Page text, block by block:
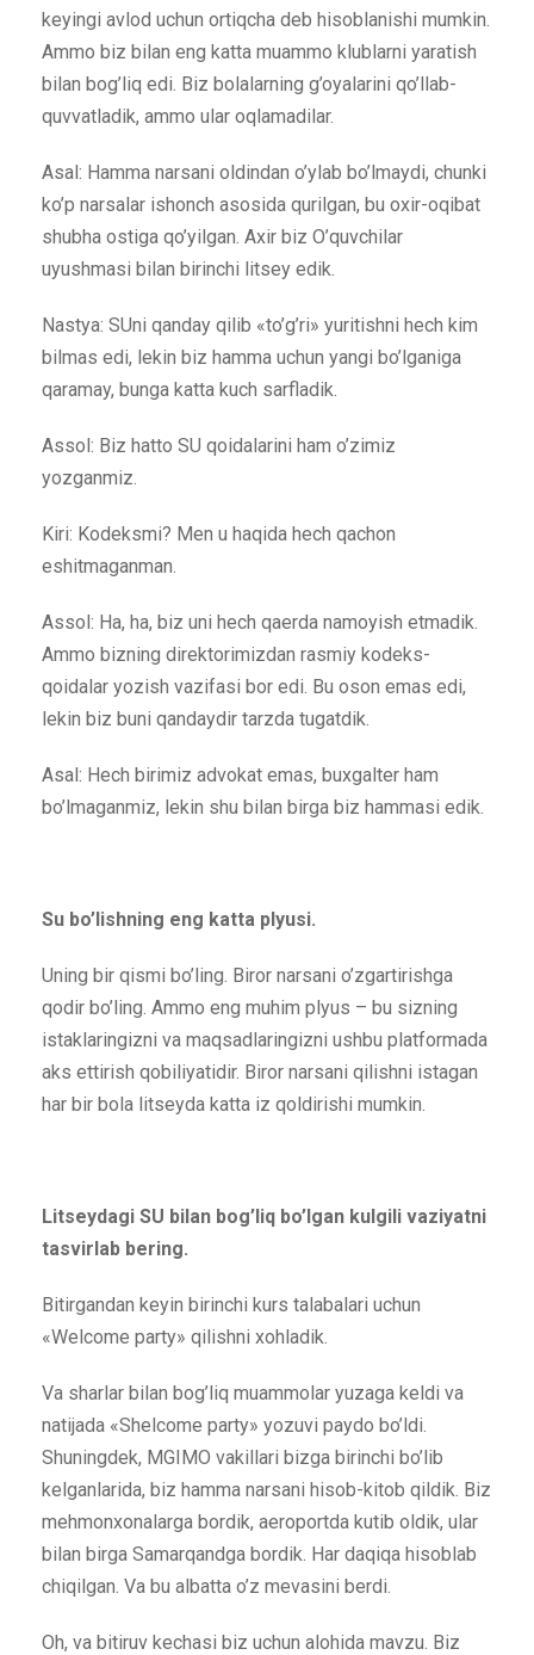
keyingi avlod uchun ortiqcha deb hisoblanishi mumkin.
Ammo biz bilan eng katta muammo klublarni yaratish
bilan bog’liq edi. Biz bolalarning g’oyalarini qo’llab-
quvvatladik, ammo ular oqlamadilar.
Asal: Hamma narsani oldindan o’ylab bo’lmaydi, chunki
ko’p narsalar ishonch asosida qurilgan, bu oxir-oqibat
shubha ostiga qo’yilgan. Axir biz O’quvchilar
uyushmasi bilan birinchi litsey edik.
Nastya: SUni qanday qilib «to’g’ri» yuritishni hech kim
bilmas edi, lekin biz hamma uchun yangi bo’lganiga
qaramay, bunga katta kuch sarfladik.
Assol: Biz hatto SU qoidalarini ham o’zimiz
yozganmiz.
Kiri: Kodeksmi? Men u haqida hech qachon
eshitmaganman.
Assol: Ha, ha, biz uni hech qaerda namoyish etmadik.
Ammo bizning direktorimizdan rasmiy kodeks-
qoidalar yozish vazifasi bor edi. Bu oson emas edi,
lekin biz buni qandaydir tarzda tugatdik.
Asal: Hech birimiz advokat emas, buxgalter ham
bo’lmaganmiz, lekin shu bilan birga biz hammasi edik.
Su bo’lishning eng katta plyusi.
Uning bir qismi bo’ling. Biror narsani o’zgartirishga
qodir bo’ling. Ammo eng muhim plyus – bu sizning
istaklaringizni va maqsadlaringizni ushbu platformada
aks ettirish qobiliyatidir. Biror narsani qilishni istagan
har bir bola litseyda katta iz qoldirishi mumkin.
Litseydagi SU bilan bog’liq bo’lgan kulgili vaziyatni
tasvirlab bering.
Bitirgandan keyin birinchi kurs talabalari uchun
«Welcome party» qilishni xohladik.
Va sharlar bilan bog’liq muammolar yuzaga keldi va
natijada «Shelcome party» yozuvi paydo bo’ldi.
Shuningdek, MGIMO vakillari bizga birinchi bo’lib
kelganlarida, biz hamma narsani hisob-kitob qildik. Biz
mehmonxonalarga bordik, aeroportda kutib oldik, ular
bilan birga Samarqandga bordik. Har daqiqa hisoblab
chiqilgan. Va bu albatta o’z mevasini berdi.
Oh, va bitiruv kechasi biz uchun alohida mavzu. Biz